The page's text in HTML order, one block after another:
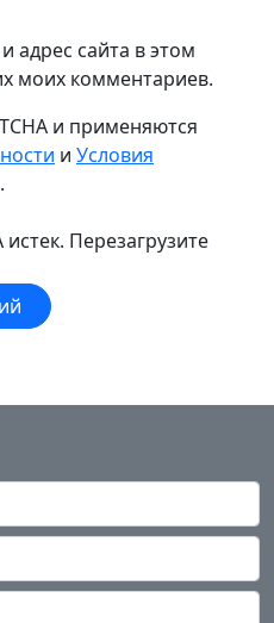
адрес сайта в этом
моих комментариев.
и применяются
и Условия
Перезагрузите